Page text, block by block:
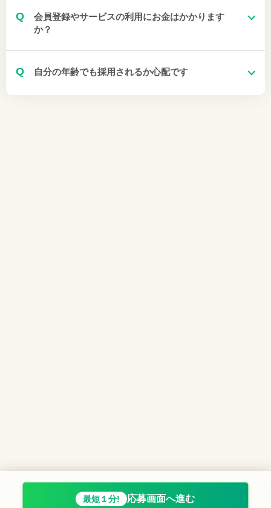
最短１分! 応募画面へ進む
Q
会員登録やサービスの利用にお金はかかります
か？
Q 自分の年齢でも採用されるか心配です